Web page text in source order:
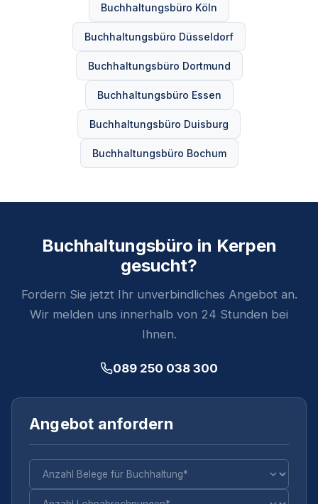
Buchhaltungsbüro Köln
Buchhaltungsbüro Düsseldorf
Buchhaltungsbüro Dortmund
Buchhaltungsbüro Essen
Buchhaltungsbüro Duisburg
Buchhaltungsbüro Bochum
Buchhaltungsbüro in Kerpen
gesucht?
Fordern Sie jetzt Ihr unverbindliches Angebot an.
Wir melden uns innerhalb von 24 Stunden bei
Ihnen.
089 250 038 300
Angebot anfordern